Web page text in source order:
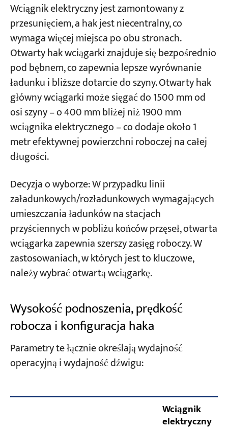
Wciągnik elektryczny jest zamontowany z
przesunięciem, a hak jest niecentralny, co
wymaga więcej miejsca po obu stronach.
Otwarty hak wciągarki znajduje się bezpośrednio
pod bębnem, co zapewnia lepsze wyrównanie
ładunku i bliższe dotarcie do szyny. Otwarty hak
główny wciągarki może sięgać do 1500 mm od
osi szyny – o 400 mm bliżej niż 1900 mm
wciągnika elektrycznego – co dodaje około 1
metr efektywnej powierzchni roboczej na całej
długości.
Decyzja o wyborze: W przypadku linii
załadunkowych/rozładunkowych wymagających
umieszczania ładunków na stacjach
przyściennych w pobliżu końców przęseł, otwarta
wciągarka zapewnia szerszy zasięg roboczy. W
zastosowaniach, w których jest to kluczowe,
należy wybrać otwartą wciągarkę.
Wysokość podnoszenia, prędkość
robocza i konfiguracja haka
Parametry te łącznie określają wydajność
operacyjną i wydajność dźwigu:
Wciągnik
elektryczny